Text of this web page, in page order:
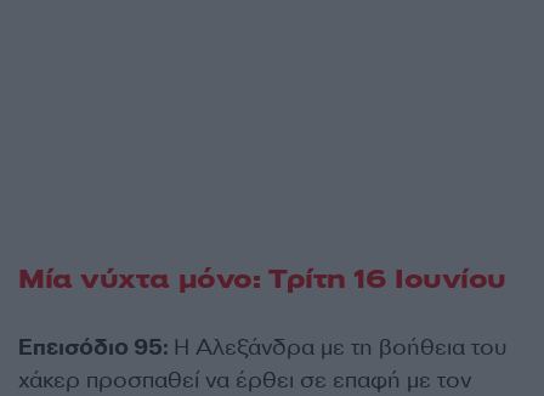
Μία νύχτα μόνο: Τρίτη 16 Ιουνίου
Επεισόδιο 95: Η Αλεξάνδρα με τη βοήθεια του
χάκερ προσπαθεί να έρθει σε επαφή με τον